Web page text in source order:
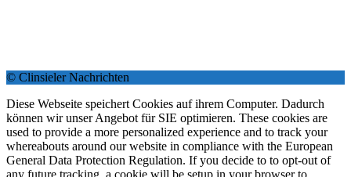
© Clinsieler Nachrichten
Diese Webseite speichert Cookies auf ihrem Computer. Dadurch
können wir unser Angebot für SIE optimieren. These cookies are
used to provide a more personalized experience and to track your
whereabouts around our website in compliance with the European
General Data Protection Regulation. If you decide to to opt-out of
any future tracking, a cookie will be setup in your browser to